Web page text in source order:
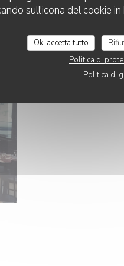
sull'icona del cookie
Ok, accetta tutto
Politica di
Politica di